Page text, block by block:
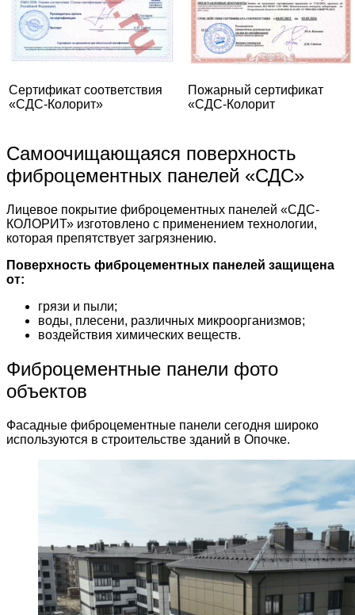
Сертификат соответствия
«СДС-Колорит»
Пожарный сертификат
«СДС-Колорит
Самоочищающаяся поверхность
фиброцементных панелей «СДС»
Лицевое покрытие фиброцементных панелей «СДС-
КОЛОРИТ» изготовлено с применением технологии,
которая препятствует загрязнению.
Поверхность фиброцементных панелей защищена
от:
грязи и пыли;
воды, плесени, различных микроорганизмов;
воздействия химических веществ.
Фиброцементные панели фото
объектов
Фасадные фиброцементные панели сегодня широко
используются в строительстве зданий в Опочке.